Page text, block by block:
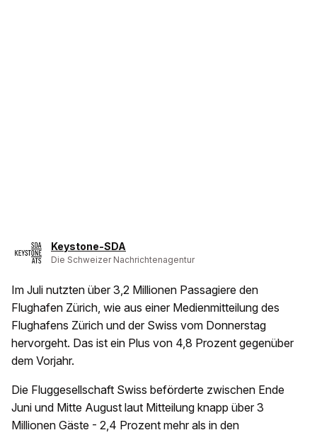
Keystone-SDA
Die Schweizer Nachrichtenagentur
Im Juli nutzten über 3,2 Millionen Passagiere den
Flughafen Zürich, wie aus einer Medienmitteilung des
Flughafens Zürich und der Swiss vom Donnerstag
hervorgeht. Das ist ein Plus von 4,8 Prozent gegenüber
dem Vorjahr.
Die Fluggesellschaft Swiss beförderte zwischen Ende
Juni und Mitte August laut Mitteilung knapp über 3
Millionen Gäste - 2,4 Prozent mehr als in den